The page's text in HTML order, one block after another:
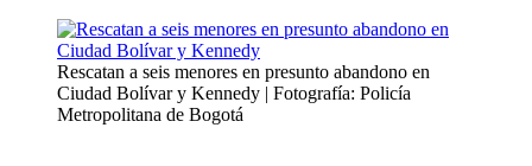
Rescatan a seis menores en presunto abandono en
Ciudad Bolívar y Kennedy | Fotografía: Policía
Metropolitana de Bogotá